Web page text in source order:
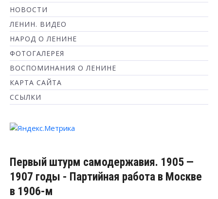
НОВОСТИ
ЛЕНИН. ВИДЕО
НАРОД О ЛЕНИНЕ
ФОТОГАЛЕРЕЯ
ВОСПОМИНАНИЯ О ЛЕНИНЕ
КАРТА САЙТА
ССЫЛКИ
Первый штурм самодержавия. 1905 —
1907 годы - Партийная работа в Москве
в 1906-м